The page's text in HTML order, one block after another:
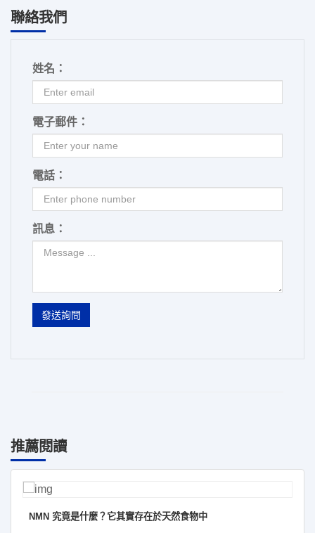
聯絡我們
姓名：
電子郵件：
電話：
訊息：
發送詢問
推薦閱讀
NMN 究竟是什麼？它其實存在於天然食物中